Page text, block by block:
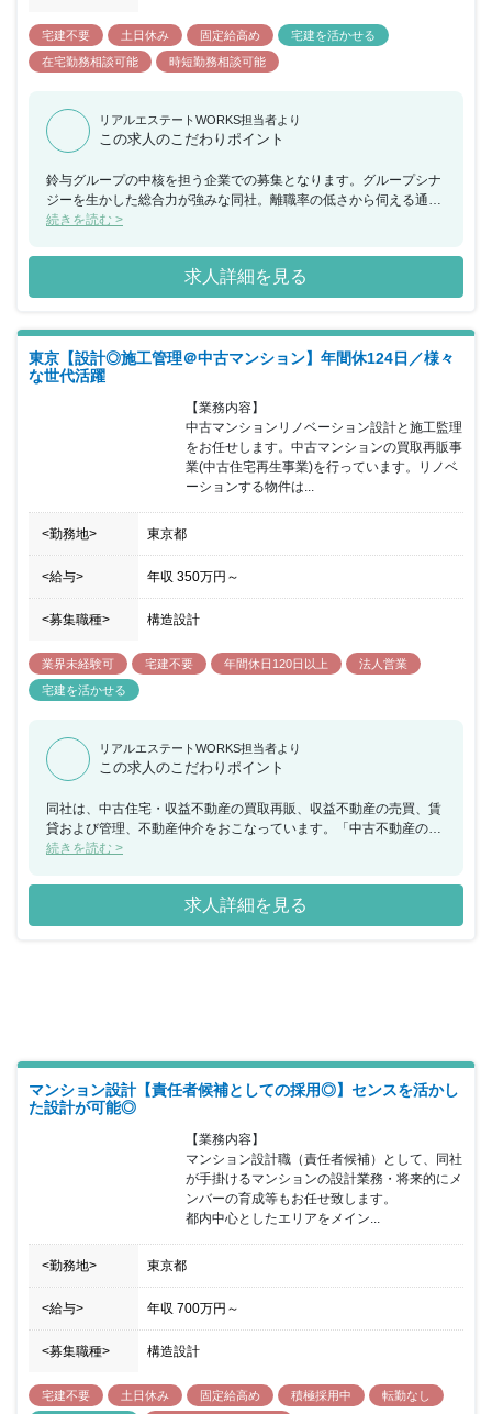
宅建不要 土日休み 固定給高め
宅建を活かせる
在宅勤務相談可能
時短勤務相談可能
リアルエステートWORKS担当者より
この求人のこだわりポイント
鈴与グループの中核を担う企業での募集となります。グループシナ
ジーを生かした総合力が強みな同社。離職率の低さから伺える通
り、助け合いの環境でお仕事が可能です。意匠設計担当として直
り上げ、自らの作品を残すことができます。また、個人のお客様の
資産形成に直接携わることで、お客様との人間関係は深まり、信頼
され感謝される仕事です。 企画立案から設計、施工、テナント斡
合力を活かし、当社単体でも順調な成長を遂げています。 また、こ
れからの建築業界において必須の技術となるBIMのスキルアップに
つながります。
続きを読む >
求人詳細を見る
東京【設計◎施工管理＠中古マンション】年間休124日／様々
な世代活躍
【業務内容】
中古マンションリノベーション設計と施工監理
をお任せします。中古マンションの買取再販事
業(中古住宅再生事業)を行っています。リノベ
ーションする物件は...
<勤務地> 東京都
<給与> 年収 350万円 ～
<募集職種> 構造設計
業界未経験可 宅建不要 年間休日120日以上
法人営業
宅建を活かせる
リアルエステートWORKS担当者より
この求人のこだわりポイント
同社は、中古住宅・収益不動産の買取再販、収益不動産の売買、賃
貸および管理、不動産仲介をおこなっています。「中古不動産のリ
ーディングカンパニー」を目指し、現在札幌~那覇まで国内5拠点、
宅再生事業では、自社で買い取った区分マンションにリノベーショ
ンを施し、物件を新しく生まれ変わらせることで、付加価を値を生
み出しています。在籍社員は20代~30代の男女営業職が中心です
売する際も、不動産仲介業者を通すため、基本的にエンドユーザー
の対応はなく、法人営業の仕事です。
続きを読む >
求人詳細を見る
マンション設計【責任者候補としての採用◎】センスを活かし
た設計が可能◎
【業務内容】
マンション設計職（責任者候補）として、同社
が手掛けるマンションの設計業務・将来的にメ
ンバーの育成等もお任せ致します。
都内中心としたエリアをメイン...
<勤務地> 東京都
<給与> 年収 700万円 ～
<募集職種> 構造設計
宅建不要 土日休み 固定給高め 積極採用中
転勤なし